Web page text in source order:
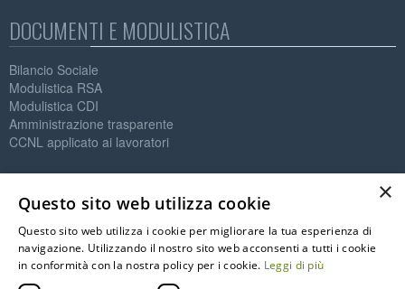
DOCUMENTI E MODULISTICA
Bilancio Sociale
Modulistica RSA
Modulistica CDI
Amministrazione trasparente
CCNL applicato ai lavoratori
Società Cooperativa Sociale
P.IVA: 01564890125
C.F. 91002590122
×
Questo sito web utilizza cookie
Questo sito web utilizza i cookie per migliorare la tua esperienza di
navigazione. Utilizzando il nostro sito web acconsenti a tutti i cookie
in conformità con la nostra policy per i cookie. Leggi di più